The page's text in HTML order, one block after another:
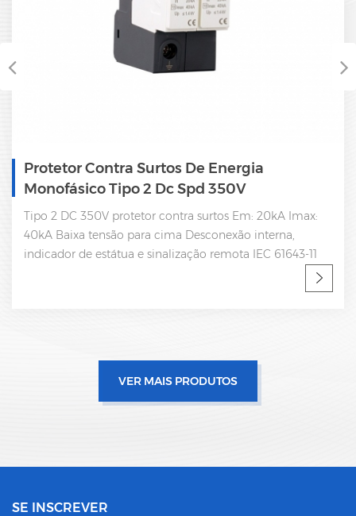
Protetor Contra Surtos De Energia
Monofásico Tipo 2 Dc Spd 350V
Tipo 2 DC 350V protetor contra surtos Em: 20kA Imax:
40kA Baixa tensão para cima Desconexão interna,
indicador de estátua e sinalização remota IEC 61643-11
VER MAIS PRODUTOS
SE INSCREVER